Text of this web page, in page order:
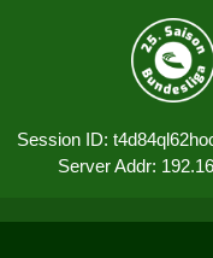
Session ID:
Server Addr: